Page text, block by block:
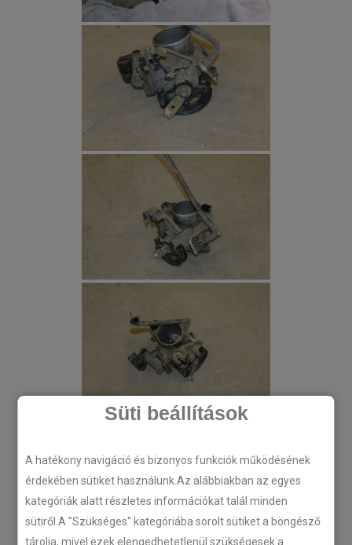
Süti beállítások
A hatékony navigáció és bizonyos funkciók működésének
érdekében sütiket használunk.Az alábbiakban az egyes
kategóriák alatt részletes információkat talál minden
sütiről.A "Szükséges" kategóriába sorolt sütiket a böngésző
tárolja, mivel ezek elengedhetetlenül szükségesek a